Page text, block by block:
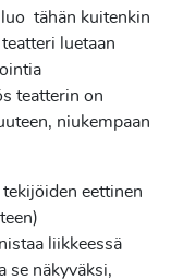
tähän kuitenkin
luetaan
teatterin on
niukempaan
eettinen
liikkeessä
se näkyväksi,